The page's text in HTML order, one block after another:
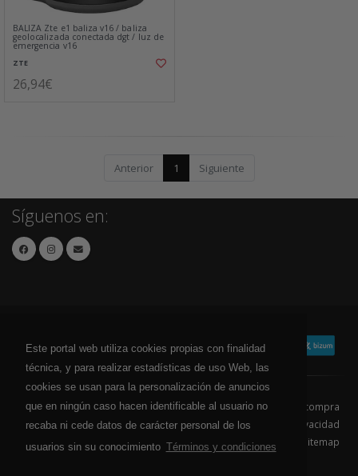
Este portal web utiliza cookies propias con finalidad
técnica, y para realizar estadísticas de uso Web, las
cookies se usan para la personalización de anuncios
que en ningún caso hacen identificable al usuario no
recaba ni cede datos de carácter personal de los
usuarios sin su conocimiento Términos y condiciones
BALIZA Zte e1 baliza v16 / baliza
geolocalizada conectada dgt / luz de
emergencia v16
ZTE
26,94€
Anterior 1 Siguiente
Síguenos en:
Contacto Aviso Legal
Condiciones de compra
Política de envíos
Política de devolución
Política de Privacidad
Política de Cookies
Sitemap